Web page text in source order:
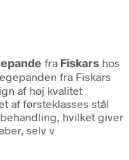
fra Fiskars hos
fra Fiskars
af høj kvalitet
af førsteklasses stål
hvilket giver
selv v